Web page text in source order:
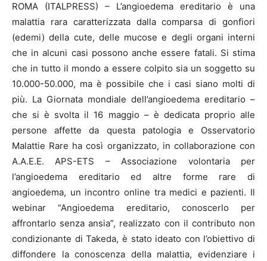
ROMA (ITALPRESS) – L’angioedema ereditario è una
malattia rara caratterizzata dalla comparsa di gonfiori
(edemi) della cute, delle mucose e degli organi interni
che in alcuni casi possono anche essere fatali. Si stima
che in tutto il mondo a essere colpito sia un soggetto su
10.000-50.000, ma è possibile che i casi siano molti di
più. La Giornata mondiale dell’angioedema ereditario –
che si è svolta il 16 maggio – è dedicata proprio alle
persone affette da questa patologia e Osservatorio
Malattie Rare ha così organizzato, in collaborazione con
A.A.E.E. APS-ETS – Associazione volontaria per
l’angioedema ereditario ed altre forme rare di
angioedema, un incontro online tra medici e pazienti. Il
webinar “Angioedema ereditario, conoscerlo per
affrontarlo senza ansia”, realizzato con il contributo non
condizionante di Takeda, è stato ideato con l’obiettivo di
diffondere la conoscenza della malattia, evidenziare i